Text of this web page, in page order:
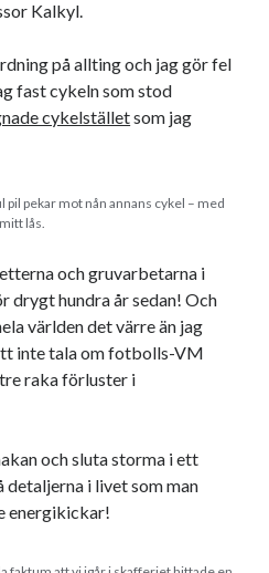
Kalkyl.
på allting och jag gör fel
fast cykeln som stod
cykelställetsom jag
pil pekar mot nån annans cykel – med
mitt lås.
och gruvarbetarna i
drygt hundra år sedan! Och
världen det värre än jag
inte tala om fotbolls-VM
raka förluster i
och sluta storma i ett
detaljerna i livet som man
energikickar!